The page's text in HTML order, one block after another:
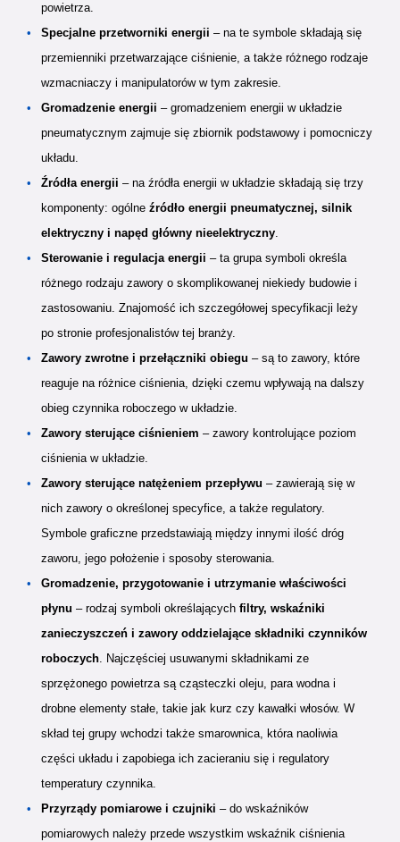
powietrza.
Specjalne przetworniki energii – na te symbole składają się
przemienniki przetwarzające ciśnienie, a także różnego rodzaje
wzmacniaczy i manipulatorów w tym zakresie.
Gromadzenie energii – gromadzeniem energii w układzie
pneumatycznym zajmuje się zbiornik podstawowy i pomocniczy
układu.
Źródła energii – na źródła energii w układzie składają się trzy
komponenty: ogólne źródło energii pneumatycznej, silnik
elektryczny i napęd główny nieelektryczny.
Sterowanie i regulacja energii – ta grupa symboli określa
różnego rodzaju zawory o skomplikowanej niekiedy budowie i
zastosowaniu. Znajomość ich szczegółowej specyfikacji leży
po stronie profesjonalistów tej branży.
Zawory zwrotne i przełączniki obiegu – są to zawory, które
reaguje na różnice ciśnienia, dzięki czemu wpływają na dalszy
obieg czynnika roboczego w układzie.
Zawory sterujące ciśnieniem – zawory kontrolujące poziom
ciśnienia w układzie.
Zawory sterujące natężeniem przepływu – zawierają się w
nich zawory o określonej specyfice, a także regulatory.
Symbole graficzne przedstawiają między innymi ilość dróg
zaworu, jego położenie i sposoby sterowania.
Gromadzenie, przygotowanie i utrzymanie właściwości
płynu – rodzaj symboli określających filtry, wskaźniki
zanieczyszczeń i zawory oddzielające składniki czynników
roboczych. Najczęściej usuwanymi składnikami ze
sprzężonego powietrza są cząsteczki oleju, para wodna i
drobne elementy stałe, takie jak kurz czy kawałki włosów. W
skład tej grupy wchodzi także smarownica, która naoliwia
części układu i zapobiega ich zacieraniu się i regulatory
temperatury czynnika.
Przyrządy pomiarowe i czujniki – do wskaźników
pomiarowych należy przede wszystkim wskaźnik ciśnienia